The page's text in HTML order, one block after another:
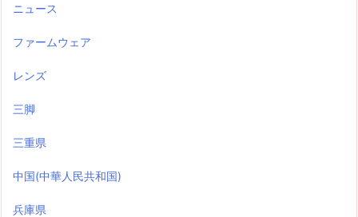
ニュース
ファームウェア
レンズ
三脚
三重県
中国(中華人民共和国)
兵庫県